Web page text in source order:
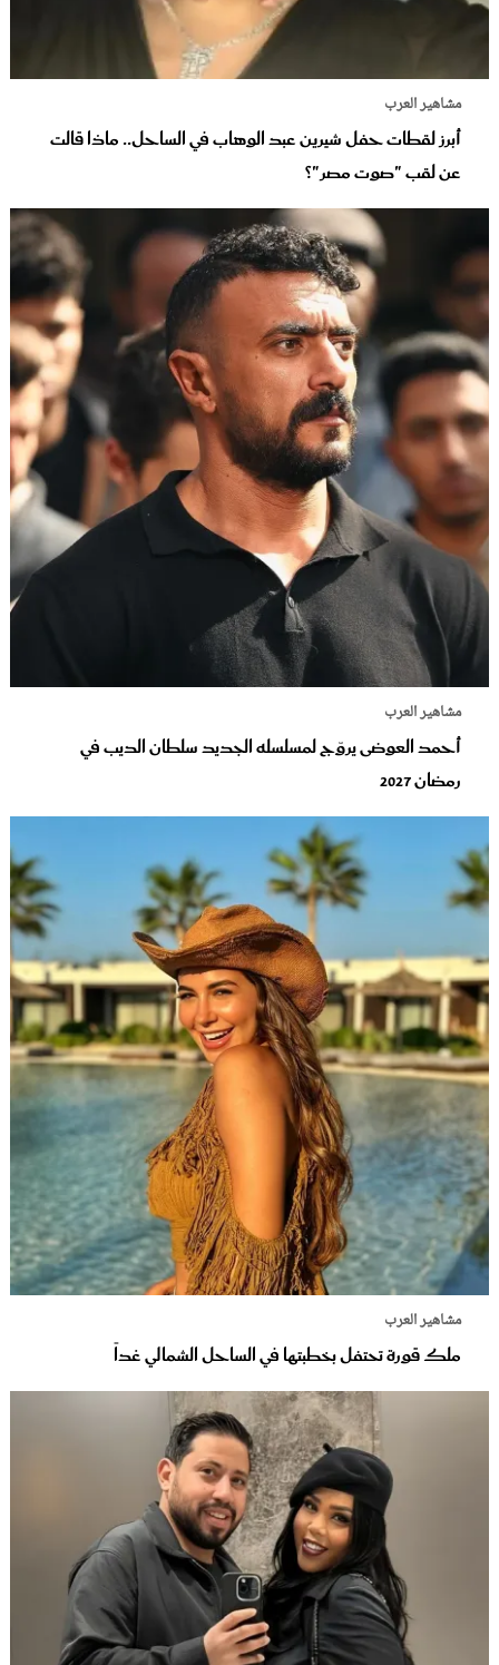
مشاهير العرب
أبرز لقطات حفل شيرين عبد الوهاب في الساحل.. ماذا قالت
عن لقب "صوت مصر"؟
مشاهير العرب
أحمد العوضى يروّج لمسلسله الجديد سلطان الديب في
رمضان 2027
مشاهير العرب
ملك قورة تحتفل بخطبتها في الساحل الشمالي غداً